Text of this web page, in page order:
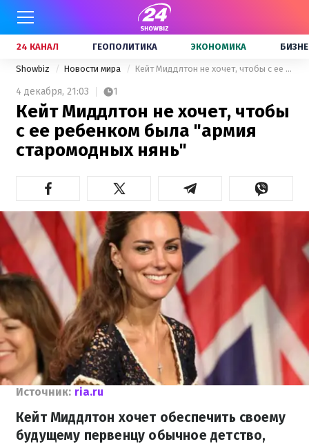
24 КАНАЛ ГЕОПОЛИТИКА ЭКОНОМИКА
Showbiz Новости мира Кейт Миддлтон не хочет, чтобы с ее ребенком была "армия старомодных нянь"
4 декабря, 21:03 1
Кейт Миддлтон не хочет, чтобы
с ее ребенком была "армия
старомодных нянь"
Источник: ria.ru
Кейт Миддлтон хочет обеспечить своему
будущему первенцу обычное детство,